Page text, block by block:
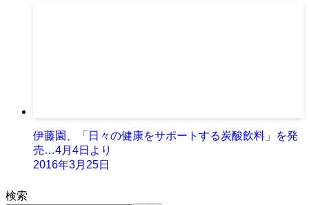
伊藤園、「日々の健康をサポートする炭酸飲料」を発
売…4月4日より
2016年3月25日
検索